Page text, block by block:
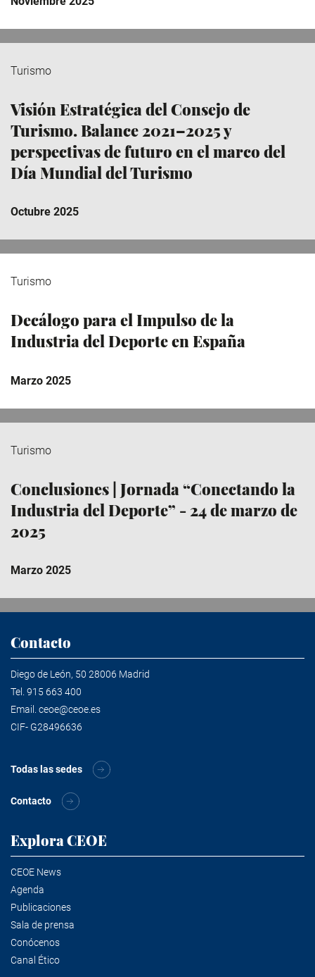
Turismo
Visión Estratégica del Consejo de
Turismo. Balance 2021–2025 y
perspectivas de futuro en el marco del
Día Mundial del Turismo
Octubre 2025
Turismo
Decálogo para el Impulso de la
Industria del Deporte en España
Marzo 2025
Turismo
Conclusiones | Jornada “Conectando la
Industria del Deporte” - 24 de marzo de
2025
Marzo 2025
Contacto
Diego de León, 50 28006 Madrid
Tel. 915 663 400
Email. ceoe@ceoe.es
CIF- G28496636
Todas las sedes
Contacto
Explora CEOE
CEOE News
Agenda
Publicaciones
Sala de prensa
Conócenos
Canal Ético